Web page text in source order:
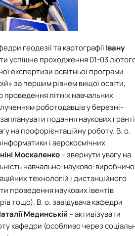
геодезії та картографіїІвану
успішне проходження 01-03
експертизиосвітньої програми
за першим рівнем вищої освіти,
проведення літніх навчальних
роботодавців у березні-
подання наукових
на профорієнтаційну роботу. В. о.
і аерокосмічних
Москаленко– звернути увагу на
навчально-науково-
технологій і дистанційного
проведення наукових івентів
тощо). В. о. завідувачакафедри
Мединській – активізувати
кафедри (особливо через